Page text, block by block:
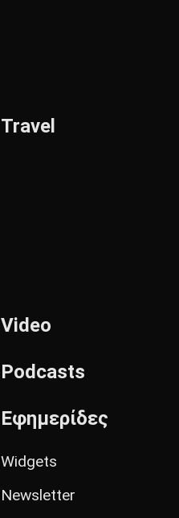
Travel
Video
Podcasts
Εφημερίδες
Widgets
Newsletter